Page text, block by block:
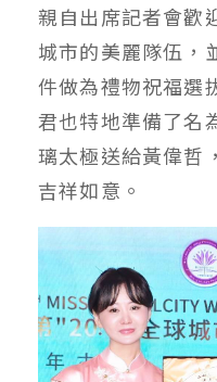
親自出席記者會歡
城市的美麗隊伍，
件做為禮物祝福選
君也特地準備了名
璃太極送給黃偉哲
吉祥如意。